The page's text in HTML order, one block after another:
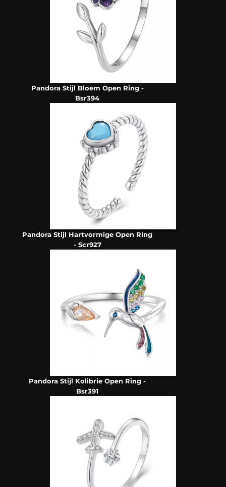
Pandora Stijl Bloem Open Ring -
Bsr394
Pandora Stijl Hartvormige Open Ring
- Scr927
Pandora Stijl Kolibrie Open Ring -
Bsr391